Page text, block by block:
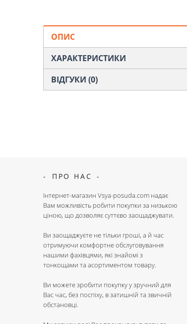
ОПИС
ХАРАКТЕРИСТИКИ
ВІДГУКИ (0)
ПРО НАС
Інтернет-магазин Vsya-posuda.com надає
Вам можливість робити покупки за низькою
ціною, що дозволяє суттєво заощаджувати.
Ви заощаджуєте не тільки гроші, а й час
отримуючи комфортне обслуговування
нашими фахівцями, які знайомі з
тонкощами та асортиментом товару.
Ви можете зробити покупку у зручний для
Вас час, без поспіху, в затишній та звичній
обстановці.